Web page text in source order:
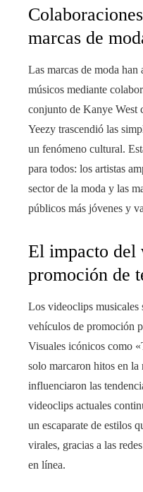
marcas de
Las marcas de moda
músicos mediante
conjunto de Kanye West
Yeezy trascendió las
un fenómeno cultural.
para todos: los artistas
sector de la moda y las
públicos más jóvenes y
El impacto del
promoción de
Los videoclips musicales
vehículos de promoción
Visuales icónicos como
solo marcaron hitos en la
influenciaron las
videoclips actuales
un escaparate de estilos
virales, gracias a las
en línea.